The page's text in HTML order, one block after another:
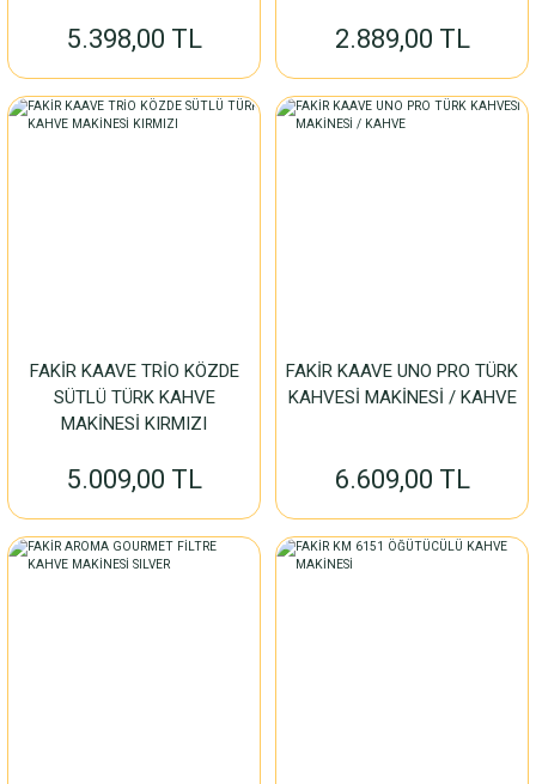
5.398,00 TL 2.889,00 TL
FAKİR KAAVE TRİO KÖZDE
SÜTLÜ TÜRK KAHVE
MAKİNESİ KIRMIZI
5.009,00 TL
FAKİR KAAVE UNO PRO TÜRK
KAHVESİ MAKİNESİ / KAHVE
6.609,00 TL